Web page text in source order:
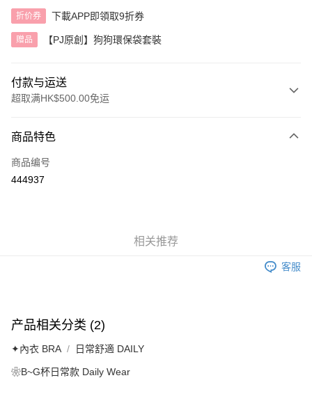
折价券 下載APP即領取9折券
赠品 【PJ原創】狗狗環保袋套裝
付款与运送
超取满HK$500.00免运
信用卡
AlipayHK
每笔HK$40.00，满HK$500.00(含以上)免运费
付款後順豐合作便利店
每笔HK$40.00，满HK$500.00(含以上)免运费
每笔HK$40.00，满HK$500.00(含以上)免运费
商品特色
商品编号
444937
相关推荐
客服
产品相关分类 (2)
✦內衣 BRA 日常舒適 DAILY
❀B~G杯日常款 Daily Wear